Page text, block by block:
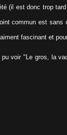
(il est donc trop
commun est sans
fascinant et
voir "Le gros, la